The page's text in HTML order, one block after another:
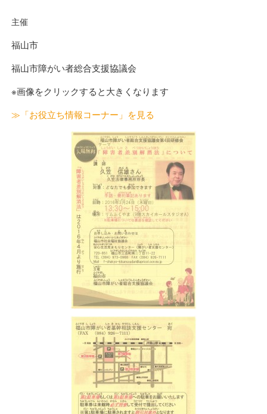
主催
福山市
福山市障がい者総合支援協議会
※画像をクリックすると大きくなります
≫「お役立ち情報コーナー」を見る